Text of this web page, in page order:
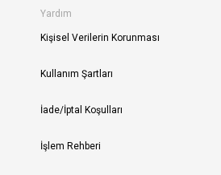
Yardım
Kişisel Verilerin Korunması
Kullanım Şartları
İade/İptal Koşulları
İşlem Rehberi